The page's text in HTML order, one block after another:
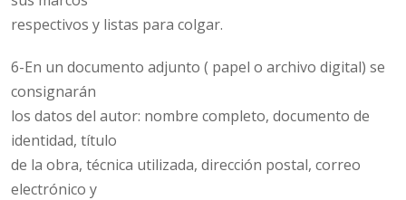
respectivos y listas para colgar.
6-En un documento adjunto ( papel o archivo digital) se
consignarán
los datos del autor: nombre completo, documento de
identidad, título
de la obra, técnica utilizada, dirección postal, correo
electrónico y